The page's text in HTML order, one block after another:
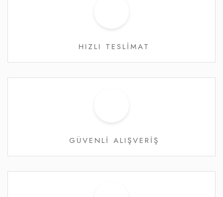
HIZLI TESLİMAT
GÜVENLİ ALIŞVERİŞ